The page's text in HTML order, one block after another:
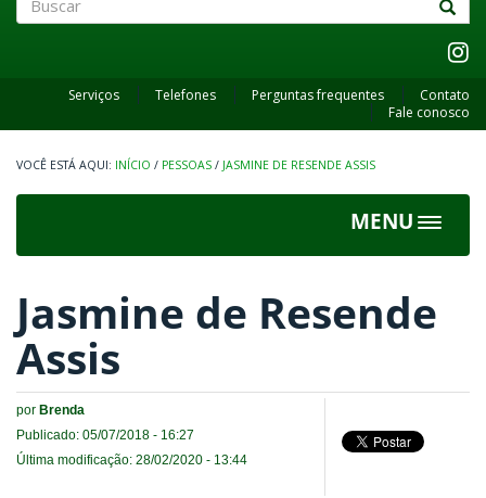
Serviços Telefones Perguntas frequentes
Contato
Fale conosco
INÍCIO / PESSOAS / JASMINE DE RESENDE ASSIS
MENU
Toggle
Jasmine de Resende
Assis
por Brenda
Publicado: 05/07/2018 - 16:27
Última modificação: 28/02/2020 - 13:44